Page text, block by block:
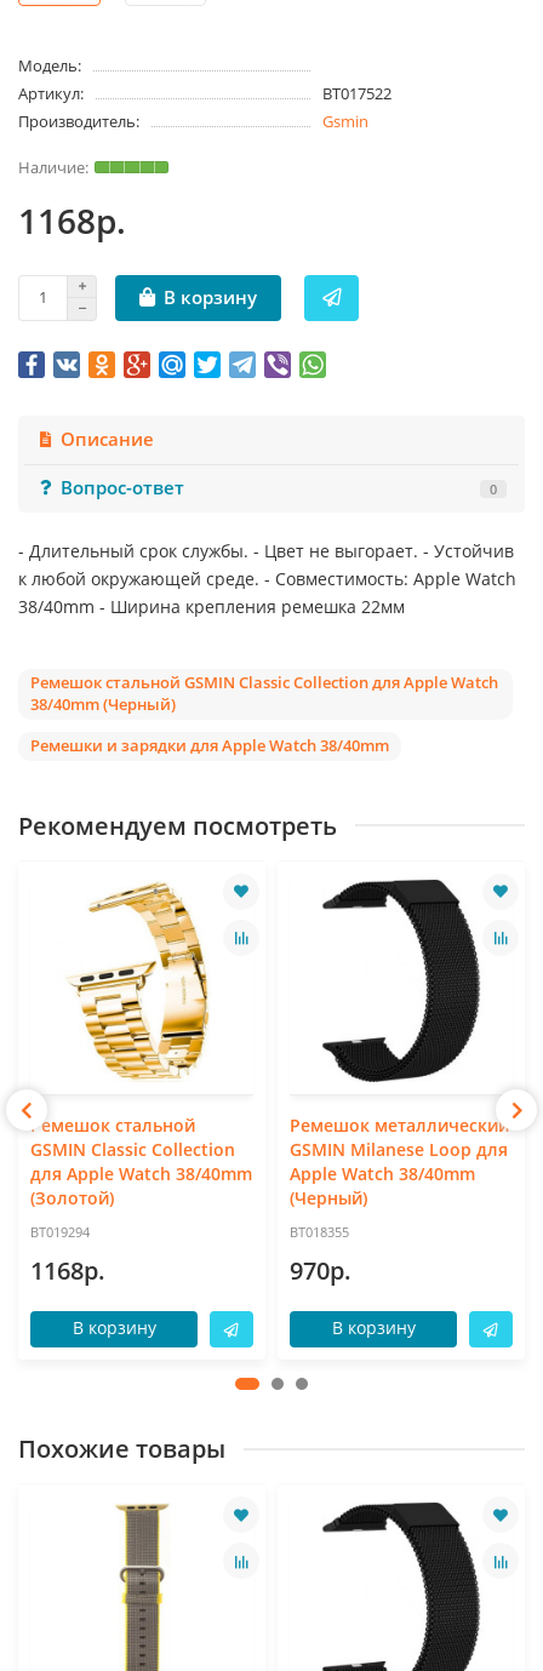
Модель:
Артикул:
BT017522
Производитель:
Gsmin
1168р.
В корзину
Описание
Вопрос-ответ
0
- Длительный срок службы. - Цвет не выгорает. - Устойчив
к любой окружающей среде. - Совместимость: Apple Watch
38/40mm - Ширина крепления ремешка 22мм
Ремешок стальной GSMIN Classic Collection для Apple Watch
38/40mm (Черный)
Ремешки и зарядки для Apple Watch 38/40mm
Рекомендуем посмотреть
Ремешок стальной
GSMIN Classic Collection
для Apple Watch 38/40mm
(Золотой)
BT019294
1168р.
В корзину
Ремешок металлический
GSMIN Milanese Loop для
Apple Watch 38/40mm
(Черный)
BT018355
970р.
В корзину
Похожие товары